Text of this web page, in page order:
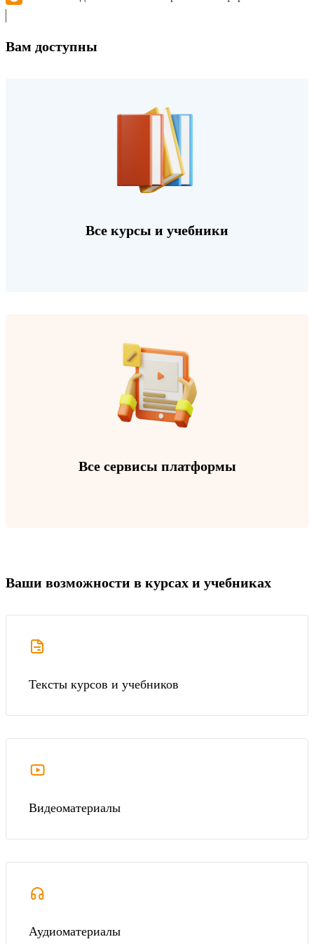
Вам доступны
Все курсы и учебники
Все сервисы платформы
Ваши возможности в курсах и учебниках
Тексты курсов и учебников
Видеоматериалы
Аудиоматериалы